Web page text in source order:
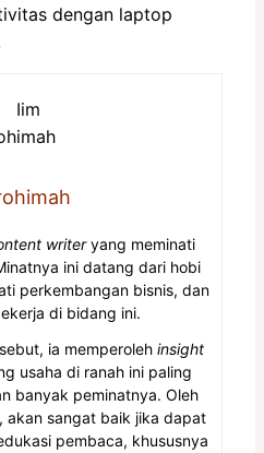
dengan laptop
writeryang meminati
ini datang dari hobi
perkembangan bisnis, dan
di bidang ini.
ia memperoleh insight
usaha di ranah ini paling
banyak peminatnya. Oleh
akan sangat baik jika dapat
pembaca, khususnya